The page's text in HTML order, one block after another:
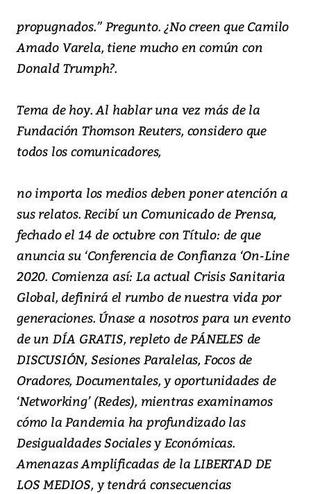
propugnados.” Pregunto. ¿No creen que Camilo
Amado Varela, tiene mucho en común con
Donald Trumph?.
Tema de hoy. Al hablar una vez más de la
Fundación Thomson Reuters, considero que
todos los comunicadores,
no importa los medios deben poner atención a
sus relatos. Recibí un Comunicado de Prensa,
fechado el 14 de octubre con Título: de que
anuncia su ‘Conferencia de Confianza ‘On-Line
2020. Comienza así: La actual Crisis Sanitaria
Global, definirá el rumbo de nuestra vida por
generaciones. Únase a nosotros para un evento
de un DÍA GRATIS, repleto de PÁNELES de
DISCUSIÓN, Sesiones Paralelas, Focos de
Oradores, Documentales, y oportunidades de
‘Networking’ (Redes), mientras examinamos
cómo la Pandemia ha profundizado las
Desigualdades Sociales y Económicas.
Amenazas Amplificadas de la LIBERTAD DE
LOS MEDIOS, y tendrá consecuencias